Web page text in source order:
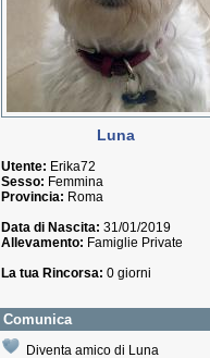
Luna
Utente: Erika72
Sesso: Femmina
Provincia: Roma
Data di Nascita: 31/01/2019
Allevamento: Famiglie Private
La tua Rincorsa: 0 giorni
Comunica
Diventa amico di Luna